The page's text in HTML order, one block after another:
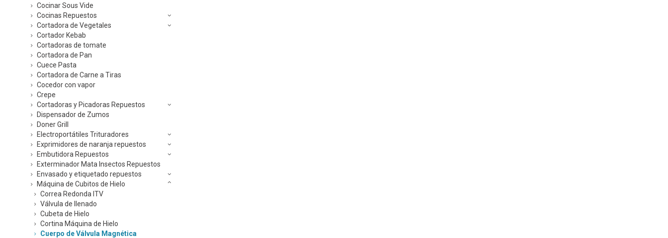
Cocinar Sous Vide
Cocinas Repuestos
Cortadora de Vegetales
Cortador Kebab
Cortadoras de tomate
Cortadora de Pan
Cuece Pasta
Cortadora de Carne a Tiras
Cocedor con vapor
Crepe
Cortadoras y Picadoras Repuestos
Dispensador de Zumos
Doner Grill
Electroportátiles Trituradores
Exprimidores de naranja repuestos
Embutidora Repuestos
Exterminador Mata Insectos Repuestos
Envasado y etiquetado repuestos
Máquina de Cubitos de Hielo
Correa Redonda ITV
Válvula de llenado
Cubeta de Hielo
Cortina Máquina de Hielo
Cuerpo de Válvula Magnética